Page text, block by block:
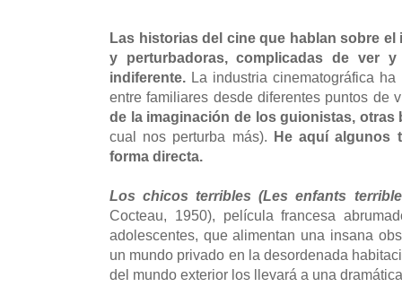
Las historias del cine que hablan sobre
y perturbadoras, complicadas de ver
indiferente.
La industria cinematográfica
entre familiares desde diferentes puntos de
de la imaginación de los guionistas, otras
cual nos perturba más). He aquí algunos
forma directa.
Los chicos terribles (Les enfants
Cocteau, 1950), película francesa
adolescentes, que alimentan una insana
un mundo privado en la desordenada
del mundo exterior los llevará a una